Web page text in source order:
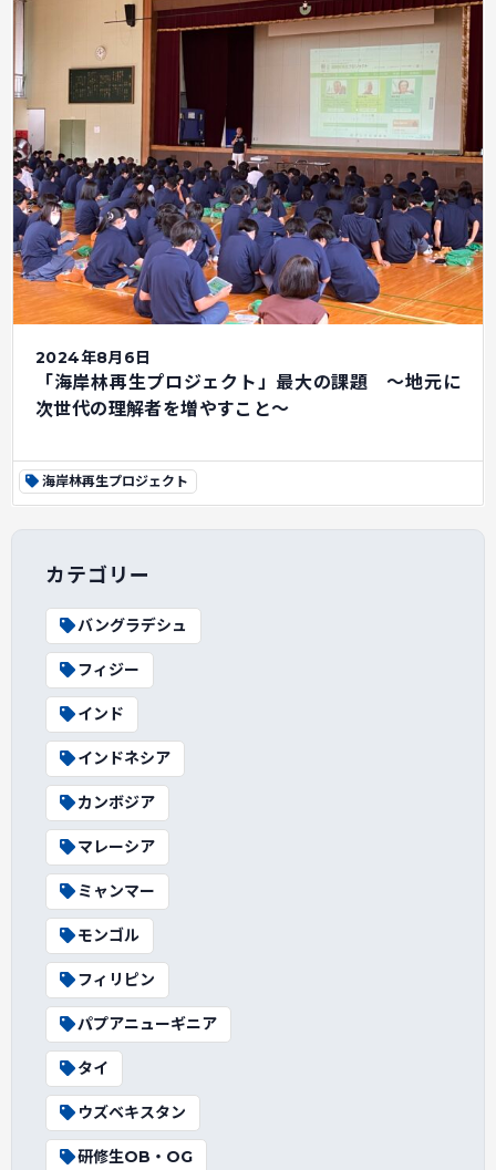
2024年8月6日
「海岸林再生プロジェクト」最大の課題 ～地元に
次世代の理解者を増やすこと～
海岸林再生プロジェクト
カテゴリー
バングラデシュ
フィジー
インド
インドネシア
カンボジア
マレーシア
ミャンマー
モンゴル
フィリピン
パプアニューギニア
タイ
ウズベキスタン
研修生OB・OG